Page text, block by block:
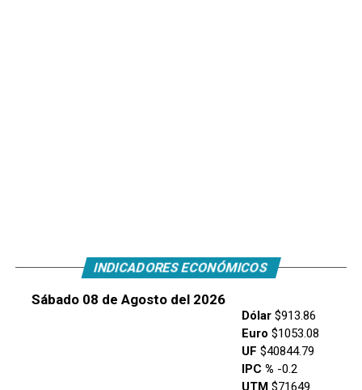
INDICADORES ECONÓMICOS
Sábado 08 de Agosto del 2026
Dólar$913.86
Euro $1053.08
UF $40844.79
IPC % -0.2
UTM $71649